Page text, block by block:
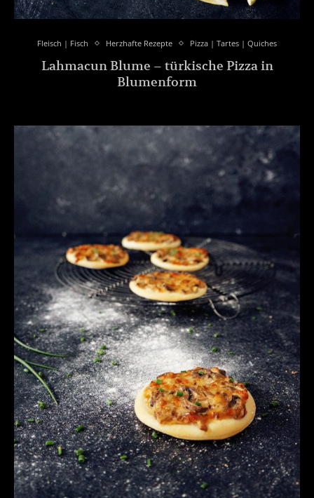
Fleisch | Fisch Herzhafte Rezepte Pizza | Tartes | Quiches
Lahmacun Blume – türkische Pizza in
Blumenform